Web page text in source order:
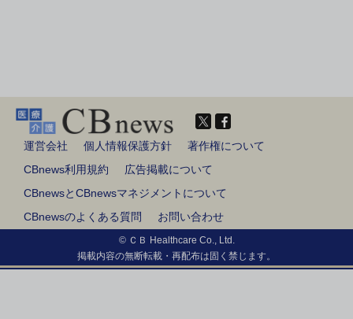
運営会社 個人情報保護方針
著作権について
CBnews利用規約
広告掲載について
CBnewsとCBnewsマネジメントについて
CBnewsのよくある質問
お問い合わせ
© ＣＢ Healthcare Co., Ltd.
掲載内容の無断転載・再配布は固く禁じます。